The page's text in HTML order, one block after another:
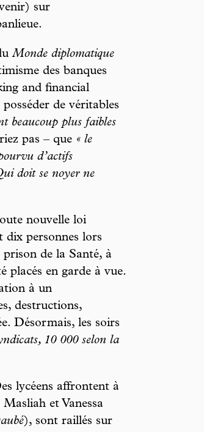
sur
Monde diplomatique
des banques
and financial
de véritables
beaucoup plus faibles
pas – que « le
d’actifs
doit se noyer ne
nouvelle loi
dix personnes lors
de la Santé, à
placés en garde à vue.
à un
destructions,
Désormais, les soirs
10 000 selon la
lycéens affrontent à
et Vanessa
), sont raillés sur